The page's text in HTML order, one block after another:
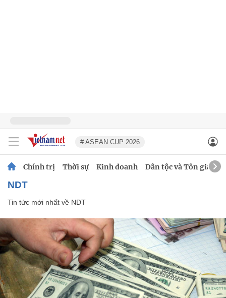
# ASEAN CUP 2026
Chính trị Thời sự Kinh doanh Dân tộc và Tôn giáo
NDT
Tin tức mới nhất về NDT